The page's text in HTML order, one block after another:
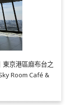
東京港區麻布台之
Room Café &